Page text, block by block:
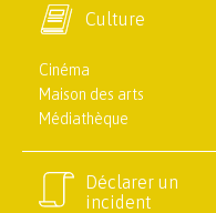
Culture
Cinéma
Maison des arts
Médiathèque
Déclarer un
incident